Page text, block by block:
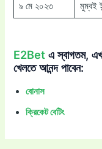
৯ মে ২০২৩ মুম্বই
E2Bet এ স্বাগতম,
খেলতে আনন্দ পাবেন:
বোনাস
ক্রিকেট বেটিং